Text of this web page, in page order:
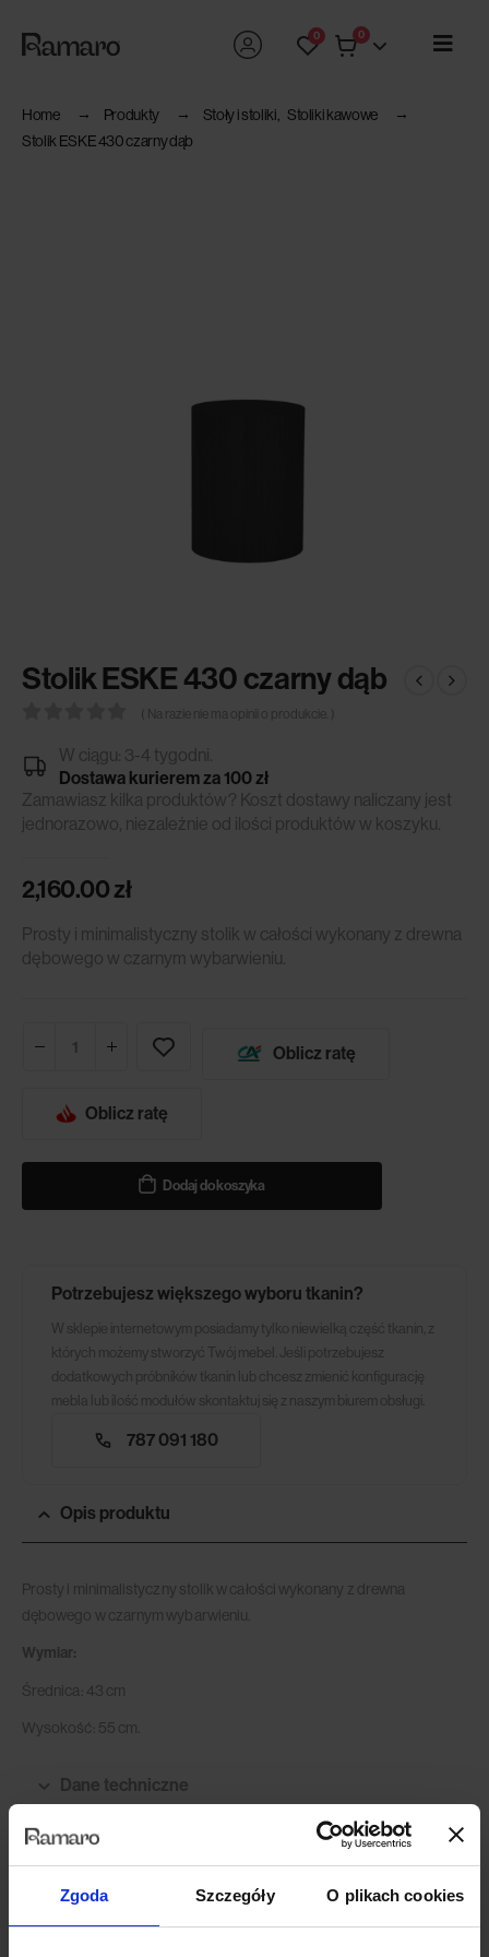
Zgoda Szczegóły O plikach cookies
0 0
Home Produkty Stoły i stoliki
Stoliki kawowe
Stolik ESKE 430 czarny dąb
Stolik ESKE 430 czarny dąb
( Na razie nie ma opinii o produkcie. )
W ciągu: 3-4 tygodni.
Dostawa kurierem za 100 zł
Zamawiasz kilka produktów? Koszt dostawy naliczany jest
jednorazowo, niezależnie od ilości produktów w koszyku.
2,160.00zł
Prosty i minimalistyczny stolik w całości wykonany z drewna
dębowego w czarnym wybarwieniu.
Oblicz ratę
Oblicz ratę
Dodaj do koszyka
Potrzebujesz większego wyboru tkanin?
W sklepie internetowym posiadamy tylko niewielką część tkanin, z
których możemy stworzyć Twój mebel. Jeśli potrzebujesz
dodatkowych próbników tkanin lub chcesz zmienić konfigurację
mebla lub ilość modułów skontaktuj się z naszym biurem obsługi.
787 091 180
Opis produktu
Prosty i minimalistyczny stolik w całości wykonany z drewna
dębowego w czarnym wybarwieniu.
Wymiar:
Średnica: 43 cm
Wysokość: 55 cm.
Dane techniczne
Opinie (0)